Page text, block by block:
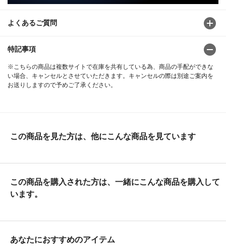
よくあるご質問
特記事項
※こちらの商品は複数サイトで在庫を共有している為、商品の手配ができな
い場合、キャンセルとさせていただきます。キャンセルの際は別途ご案内を
お送りしますので予めご了承ください。
この商品を見た方は、他にこんな商品を見ています
この商品を購入された方は、一緒にこんな商品を購入して
います。
あなたにおすすめのアイテム